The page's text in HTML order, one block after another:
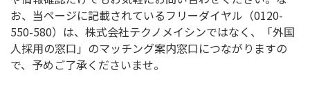
お、当ページに記載されているフリーダイヤル（0120-
550-580）は、株式会社テクノメイシンではなく、「外国
人採用の窓口」のマッチング案内窓口につながりますの
で、予めご了承くださいませ。